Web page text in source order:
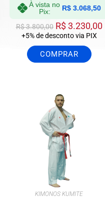
À vista no
Pix:
R$3.068,50
R$3.800,00 R$3.230,00
+5% de desconto via PIX
COMPRAR
KIMONOS KUMITE